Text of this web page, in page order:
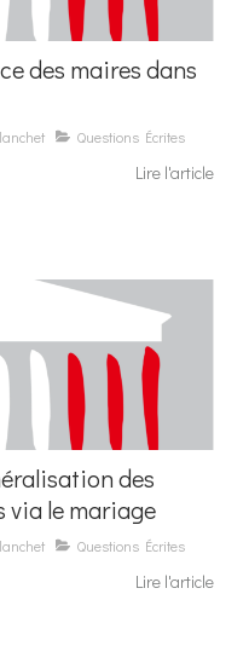
des maires dans
Questions Écrites
Lire l'article
des
le mariage
Questions Écrites
Lire l'article